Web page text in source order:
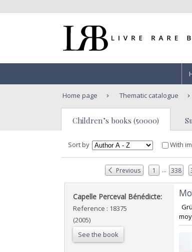
Home page Thematic catalogue
Children’s books (50000)
Sort by With
Previous 1 ... 338
‎Capelle Perceval Bénédicte: ‎
Reference : 18375
(2005)
See the book